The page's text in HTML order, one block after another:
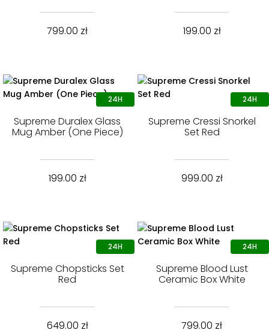
799.00 zł 199.00 zł
Supreme Duralex Glass
Mug Amber (One Piece)
199.00 zł
Supreme Cressi Snorkel
Set Red
999.00 zł
Supreme Chopsticks Set
Red
649.00 zł
Supreme Blood Lust
Ceramic Box White
799.00 zł